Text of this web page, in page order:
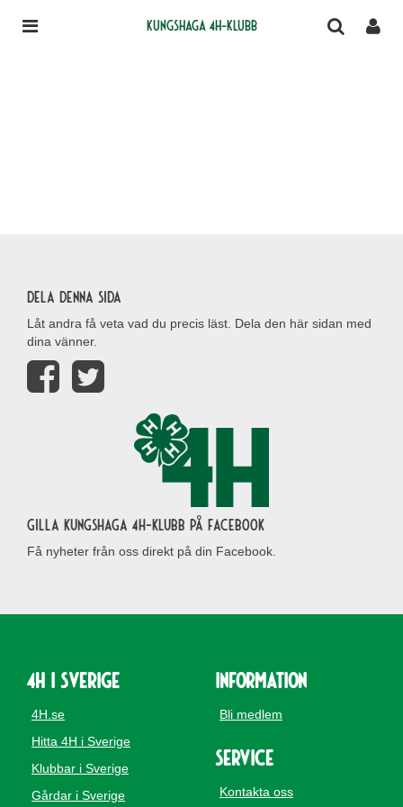
Kungshaga 4H-klubb
Dela denna sida
Låt andra få veta vad du precis läst. Dela den här sidan med
dina vänner.
Gilla Kungshaga 4H-klubb på Facebook
Få nyheter från oss direkt på din Facebook.
4H i Sverige
4H.se
Hitta 4H i Sverige
Klubbar i Sverige
Gårdar i Sverige
Information
Bli medlem
Service
Kontakta oss